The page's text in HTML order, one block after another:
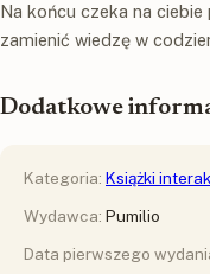
Na końcu czeka na
zamienić wiedzę w
Dodatkowe
Kategoria: Książki
Wydawca: Pumilio
Data pierwszego